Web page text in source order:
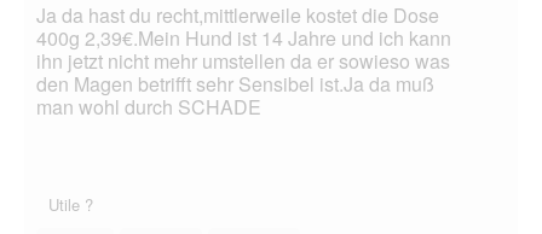
Ja da hast du recht,mittlerweile kostet die Dose
400g 2,39€.Mein Hund ist 14 Jahre und ich kann
ihn jetzt nicht mehr umstellen da er sowieso was
den Magen betrifft sehr Sensibel ist.Ja da muß
man wohl durch SCHADE
Utile ?